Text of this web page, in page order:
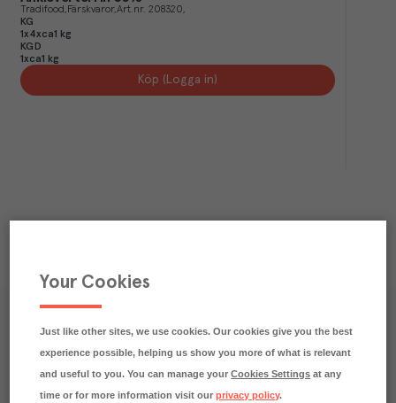
Tradifood Färskvaror Art.nr. 208320
KG
1x4xca1 kg
KGD
1xca1 kg
Köp (Logga in)
Våra kundtidningar
Läs inspirerande reportage, matnyttiga artiklar och
ta del av aktuella kampanjer.
Your Cookies
Just like other sites, we use cookies. Our cookies give you the best
experience possible, helping us show you more of what is relevant
and useful to you. You can manage yourCookies Settings at any
time or for more information visit ourprivacy policy.